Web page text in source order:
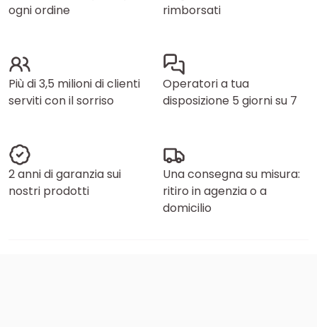
ogni ordine
rimborsati
Più di 3,5 milioni di clienti
serviti con il sorriso
Operatori a tua
disposizione 5 giorni su 7
2 anni di garanzia sui
nostri prodotti
Una consegna su misura:
ritiro in agenzia o a
domicilio